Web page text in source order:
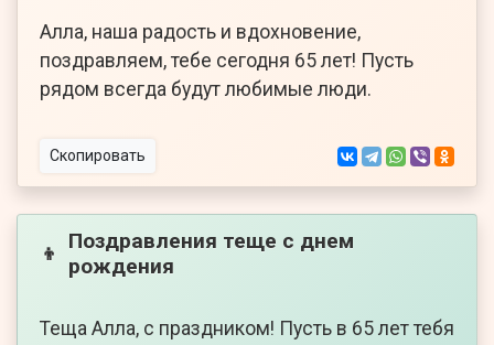
Алла, наша радость и вдохновение,
поздравляем, тебе сегодня 65 лет! Пусть
рядом всегда будут любимые люди.
Скопировать
👦
Поздравления теще с днем
рождения
Теща Алла, с праздником! Пусть в 65 лет тебя